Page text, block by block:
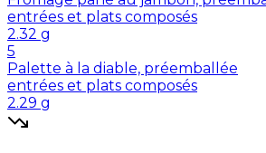
entrées et plats composés
2.32 g
5
Palette à la diable, préemballée
entrées et plats composés
2.29 g